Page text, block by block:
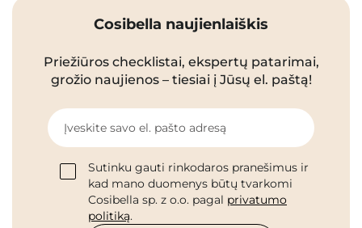
Cosibella naujienlaiškis
Priežiūros checklistai, ekspertų patarimai,
grožio naujienos – tiesiai į Jūsų el. paštą!
Įveskite savo el. pašto adresą
Sutinku gauti rinkodaros pranešimus ir
kad mano duomenys būtų tvarkomi
Cosibella sp. z o.o. pagal privatumo
politiką.